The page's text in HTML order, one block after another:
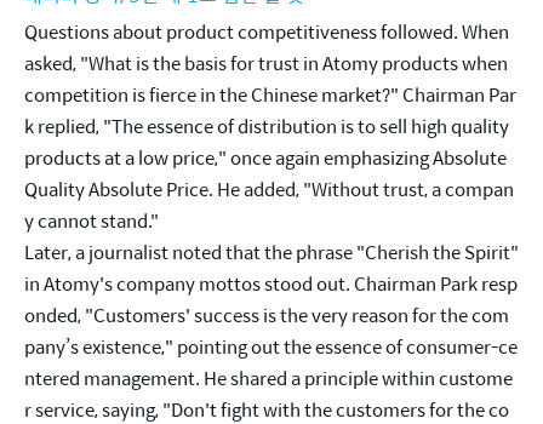
Questions about product competitiveness followed. When
asked, "What is the basis for trust in Atomy products when
competition is fierce in the Chinese market?" Chairman Par
k replied, "The essence of distribution is to sell high quality
products at a low price," once again emphasizing Absolute
Quality Absolute Price. He added, "Without trust, a compan
y cannot stand."
Later, a journalist noted that the phrase "Cherish the Spirit"
in Atomy's company mottos stood out. Chairman Park resp
onded, "Customers' success is the very reason for the com
pany’s existence," pointing out the essence of consumer-ce
ntered management. He shared a principle within custome
r service, saying, "Don't fight with the customers for the co